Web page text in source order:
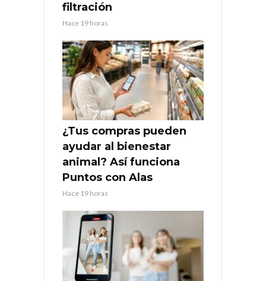
filtración
Hace 19 horas
¿Tus compras pueden
ayudar al bienestar
animal? Así funciona
Puntos con Alas
Hace 19 horas